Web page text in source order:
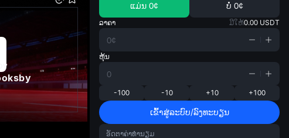
ແມ່ນ 0¢ ບໍ່ 0¢
ລາຄາ ມີໃຫ້0.00 USDT
ຫຸ້ນ
-100 -10 +10 +100
ເຂົ້າສູ່ລະບົບ/ລົງທະບຽນ
ອັດຕາຄ່າທຳນຽມ